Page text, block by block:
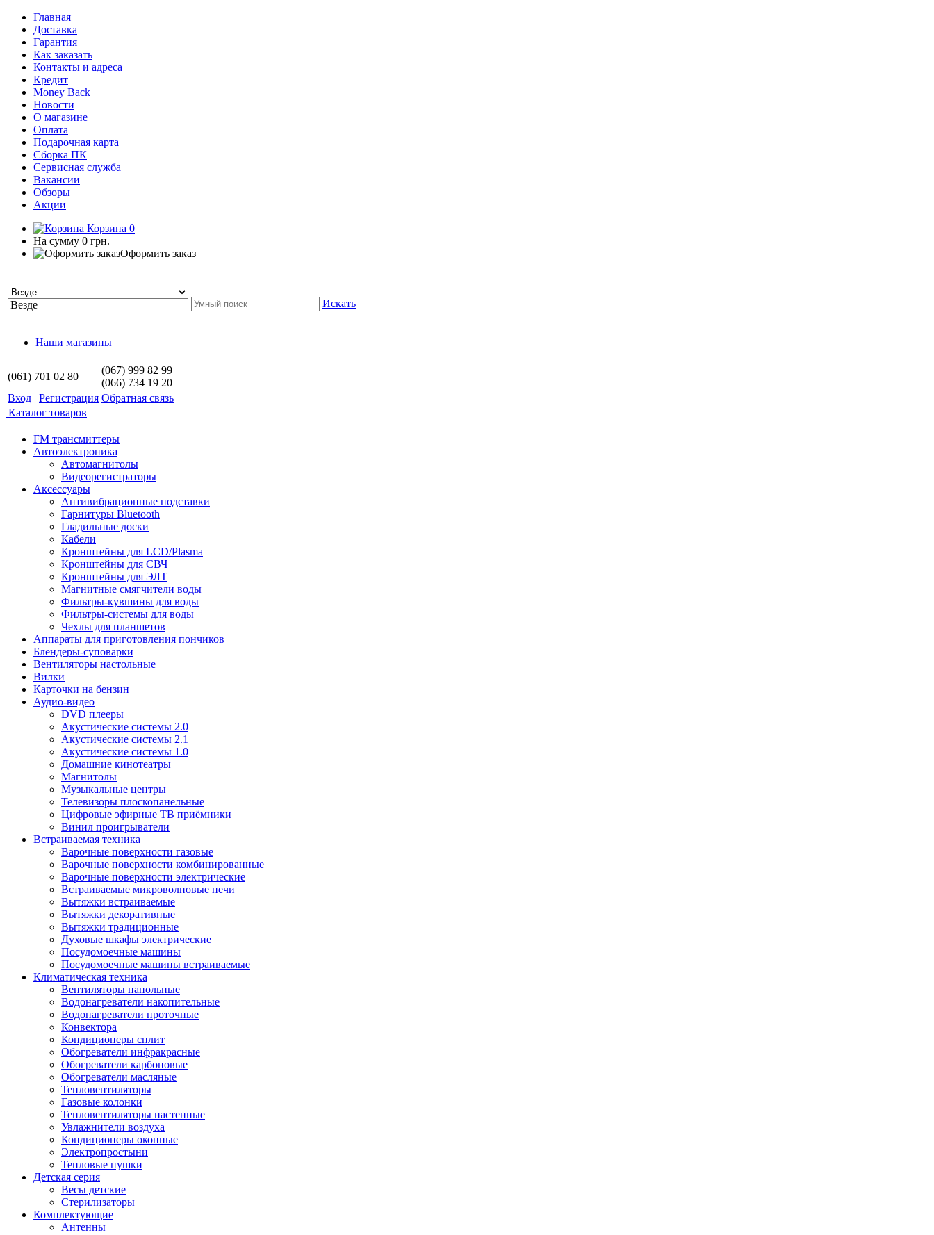
Главная
Доставка
Гарантия
Как заказать
Контакты и адреса
Кредит
Money Back
Новости
О магазине
Оплата
Подарочная карта
Сборка ПК
Сервисная служба
Вакансии
Обзоры
Акции
Корзина 0
На сумму 0 грн.
Оформить заказ
Везде Искать
Наши магазины
(061) 701 02 80
(067) 999 82 99
(066) 734 19 20
Вход | Регистрация Обратная связь
Каталог товаров
FM трансмиттеры
Автоэлектроника
Автомагнитолы
Видеорегистраторы
Аксессуары
Антивибрационные подставки
Гарнитуры Bluetooth
Гладильные доски
Кабели
Кронштейны для LCD/Plasma
Кронштейны для СВЧ
Кронштейны для ЭЛТ
Магнитные смягчители воды
Фильтры-кувшины для воды
Фильтры-системы для воды
Чехлы для планшетов
Аппараты для приготовления пончиков
Блендеры-суповарки
Вентиляторы настольные
Вилки
Карточки на бензин
Аудио-видео
DVD плееры
Акустические системы 2.0
Акустические системы 2.1
Акустические системы 1.0
Домашние кинотеатры
Магнитолы
Музыкальные центры
Телевизоры плоскопанельные
Цифровые эфирные ТВ приёмники
Винил проигрыватели
Встраиваемая техника
Варочные поверхности газовые
Варочные поверхности комбинированные
Варочные поверхности электрические
Встраиваемые микроволновые печи
Вытяжки встраиваемые
Вытяжки декоративные
Вытяжки традиционные
Духовые шкафы электрические
Посудомоечные машины
Посудомоечные машины встраиваемые
Климатическая техника
Вентиляторы напольные
Водонагреватели накопительные
Водонагреватели проточные
Конвектора
Кондиционеры сплит
Обогреватели инфракрасные
Обогреватели карбоновые
Обогреватели масляные
Тепловентиляторы
Газовые колонки
Тепловентиляторы настенные
Увлажнители воздуха
Кондиционеры оконные
Электропростыни
Тепловые пушки
Детская серия
Весы детские
Стерилизаторы
Комплектующие
Антенны